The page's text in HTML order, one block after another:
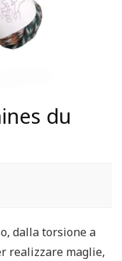
du
dalla torsione a
realizzare maglie,